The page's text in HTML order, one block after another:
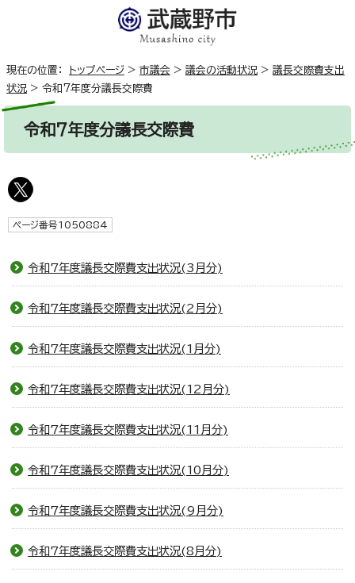
現在の位置： トップページ > 市議会 > 議会の活動状況 > 議長交際費支出
状況 > 令和7年度分議長交際費
令和7年度分議長交際費
ページ番号1050884
令和7年度議長交際費支出状況(3月分)
令和7年度議長交際費支出状況(2月分)
令和7年度議長交際費支出状況(1月分)
令和7年度議長交際費支出状況(12月分)
令和7年度議長交際費支出状況(11月分)
令和7年度議長交際費支出状況(10月分)
令和7年度議長交際費支出状況(9月分)
令和7年度議長交際費支出状況(8月分)